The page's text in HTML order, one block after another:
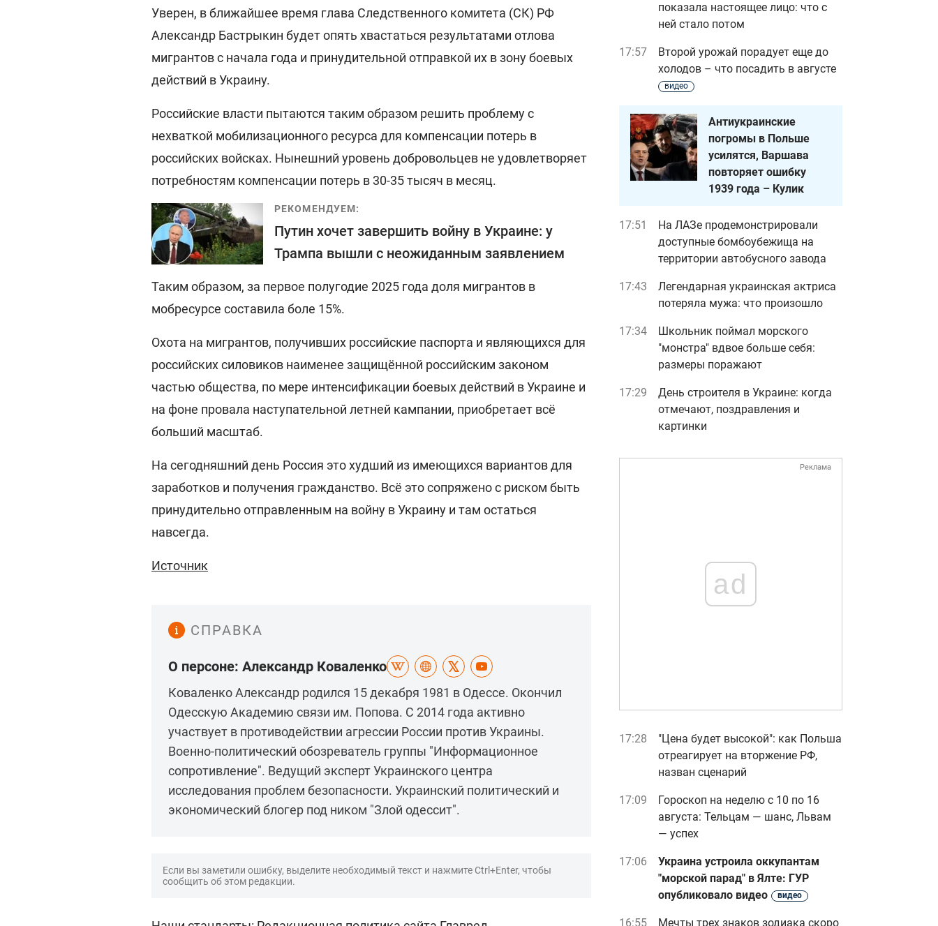
Уверен, в ближайшее время глава Следственного комитета (СК) РФ
Александр Бастрыкин будет опять хвастаться результатами отлова
мигрантов с начала года и принудительной отправкой их в зону боевых
действий в Украину.
Российские власти пытаются таким образом решить проблему с
нехваткой мобилизационного ресурса для компенсации потерь в
российских войсках. Нынешний уровень добровольцев не удовлетворяет
потребностям компенсации потерь в 30-35 тысяч в месяц.
РЕКОМЕНДУЕМ:
Путин хочет завершить войну в Украине: у
Трампа вышли с неожиданным заявлением
Таким образом, за первое полугодие 2025 года доля мигрантов в
мобресурсе составила боле 15%.
Охота на мигрантов, получивших российские паспорта и являющихся для
российских силовиков наименее защищённой российским законом
частью общества, по мере интенсификации боевых действий в Украине и
на фоне провала наступательной летней кампании, приобретает всё
больший масштаб.
На сегодняшний день Россия это худший из имеющихся вариантов для
заработков и получения гражданство. Всё это сопряжено с риском быть
принудительно отправленным на войну в Украину и там остаться
навсегда.
Источник
СПРАВКА
О персоне: Александр Коваленко
Коваленко Александр родился 15 декабря 1981 в Одессе. Окончил
Одесскую Академию связи им. Попова. С 2014 года активно
участвует в противодействии агрессии России против Украины.
Военно-политический обозреватель группы "Информационное
сопротивление". Ведущий эксперт Украинского центра
исследования проблем безопасности. Украинский политический и
экономический блогер под ником "Злой одессит".
Если вы заметили ошибку, выделите необходимый текст и нажмите Ctrl+Enter, чтобы
сообщить об этом редакции.
показала настоящее лицо: что с
ней стало потом
17:57
Второй урожай порадует еще до
холодов – что посадить в августе
видео
Антиукраинские
погромы в Польше
усилятся, Варшава
повторяет ошибку
1939 года – Кулик
17:51
На ЛАЗе продемонстрировали
доступные бомбоубежища на
территории автобусного завода
17:43
Легендарная украинская актриса
потеряла мужа: что произошло
17:34
Школьник поймал морского
"монстра" вдвое больше себя:
размеры поражают
17:29
День строителя в Украине: когда
отмечают, поздравления и
картинки
Реклама
ad
17:28
"Цена будет высокой": как Польша
отреагирует на вторжение РФ,
назван сценарий
17:09
Гороскоп на неделю с 10 по 16
августа: Тельцам — шанс, Львам
— успех
17:06
Украина устроила оккупантам
"морской парад" в Ялте: ГУР
опубликовало видео
видео
16:55 Мечты трех знаков зодиака скоро